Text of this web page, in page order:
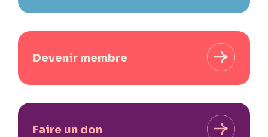
Devenir membre
Faire un don